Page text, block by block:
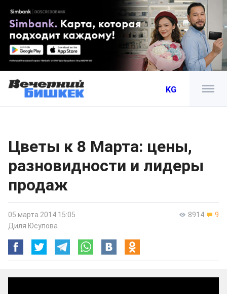
KG
Цветы к 8 Марта: цены,
разновидности и лидеры
продаж
8914 9
05 марта 2014 15:05
Диля Юсупова